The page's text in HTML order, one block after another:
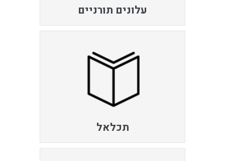
עלונים תורניים
תכלאל